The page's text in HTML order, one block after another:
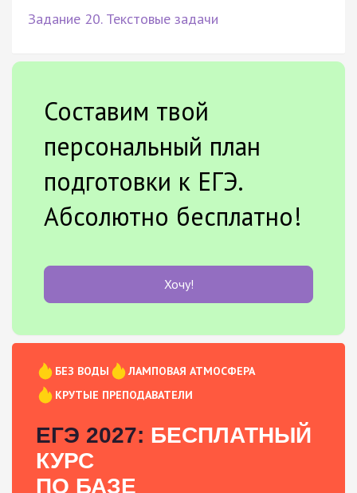
Задание 20. Текстовые задачи
Составим твой
персональный план
подготовки к ЕГЭ.
Абсолютно бесплатно!
Хочу!
БЕЗ ВОДЫ
ЛАМПОВАЯ АТМОСФЕРА
КРУТЫЕ ПРЕПОДАВАТЕЛИ
ЕГЭ 2027: БЕСПЛАТНЫЙ
КУРС
ПО БАЗЕ